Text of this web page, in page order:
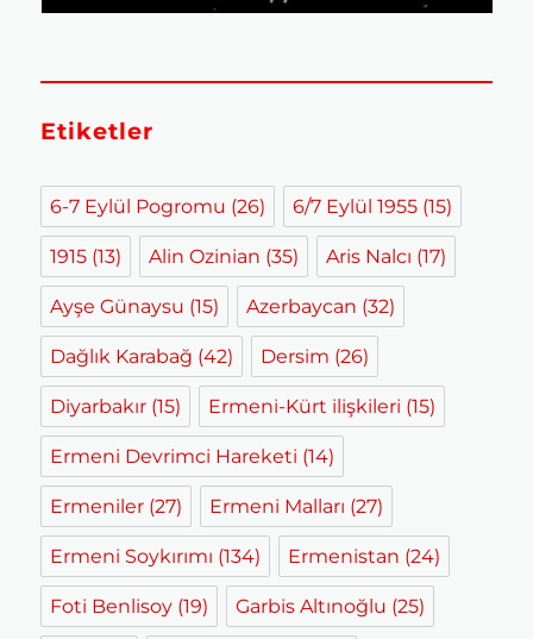
Etiketler
6-7 Eylül Pogromu (26) 6/7 Eylül 1955 (15)
1915 (13) Alin Ozinian (35) Aris Nalcı (17)
Ayşe Günaysu (15) Azerbaycan (32)
Dağlık Karabağ (42) Dersim (26)
Diyarbakır (15) Ermeni-Kürt ilişkileri (15)
Ermeni Devrimci Hareketi (14)
Ermeniler (27) Ermeni Malları (27)
Ermeni Soykırımı (134) Ermenistan (24)
Foti Benlisoy (19) Garbis Altınoğlu (25)